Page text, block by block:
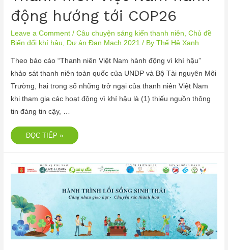
động hướng tới COP26
Leave a Comment /Câu chuyện sáng kiến thanh niên ,Chủ đề
Biến đổi khí hậu
Dự án Đan Mạch 2021 / ByThế Hệ Xanh
Theo báo cáo “Thanh niên Việt Nam hành động vì khí hậu”
khảo sát thanh niên toàn quốc của UNDP và Bộ Tài nguyên Môi
Trường, hai trong số những trở ngại của thanh niên Việt Nam
khi tham gia các hoạt động vì khí hậu là (1) thiếu nguồn thông
tin đáng tin cậy, …
ĐỌC TIẾP »